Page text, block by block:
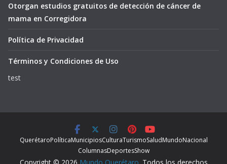
Otorgan estudios gratuitos de detección de cáncer de
mama en Corregidora
Política de Privacidad
Términos y Condiciones de Uso
test
QuerétaroPolíticaMunicipiosCulturaTurismoSaludMundoNacional
ColumnasDeportesShow
Copyright © 2026 Mundo Querétaro . Todos los derechos